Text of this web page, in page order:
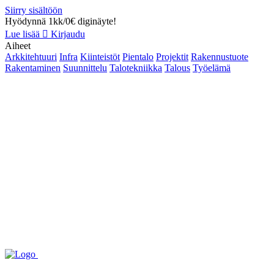
Siirry sisältöön
Hyödynnä 1kk/0€ diginäyte!
Lue lisää
Kirjaudu
Aiheet
Arkkitehtuuri Infra Kiinteistöt Pientalo Projektit Rakennustuote
Rakentaminen Suunnittelu Talotekniikka Talous Työelämä